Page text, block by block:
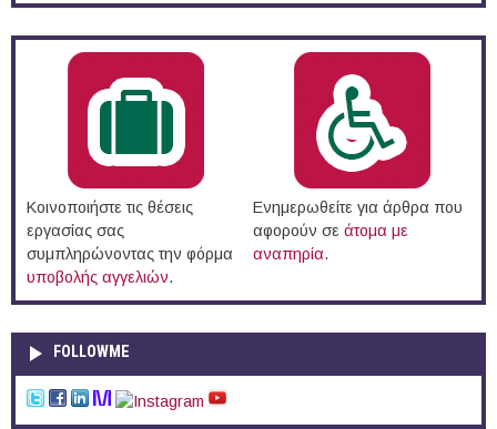
Κοινοποιήστε τις θέσεις
εργασίας σας
συμπληρώνοντας την φόρμα
υποβολής αγγελιών.
Ενημερωθείτε για άρθρα που
αφορούν σε άτομα με
αναπηρία.
FOLLOWME